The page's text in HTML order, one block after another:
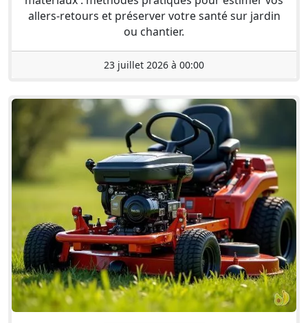
allers-retours et préserver votre santé sur jardin
ou chantier.
23 juillet 2026 à 00:00